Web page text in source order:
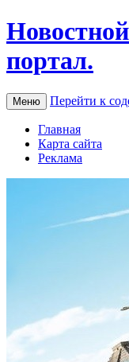
портал.
Меню Перейти к
Главная
Карта сайта
Реклама